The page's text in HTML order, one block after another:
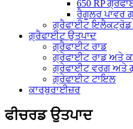
650 RP
ਰੈਗੂਲਰ ਪਾਵਰ
ਗ੍ਰੈਫਾਈਟ
ਗ੍ਰੈਫਾਈਟ ਉਤਪਾਦ
ਗ੍ਰੈਫਾਈਟ ਰਾਡ
ਗ੍ਰੇਫਾਈਟ ਰਾਡ ਅਤੇ
ਗ੍ਰੇਫਾਈਟ ਵਰਗ ਅਤੇ
ਗ੍ਰੇਫਾਈਟ ਟਾਇਲ
ਕਾਰਬੁਰਾਈਜ਼ਰ
ਫੀਚਰਡ ਉਤਪਾਦ